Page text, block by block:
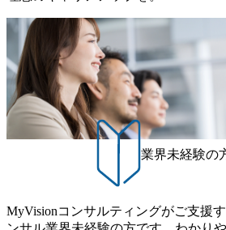
業界未経験の
MyVisionコンサルティングがご支援